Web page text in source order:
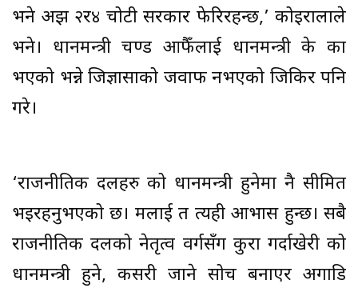
भने अझ २र४ चोटी सरकार फेरिरहन्छ,’ कोइरालाले
भने। प्रधानमन्त्री प्रचण्ड आफैँलाई प्रधानमन्त्री के का
भएको भन्ने जिज्ञासाको जवाफ नभएको जिकिर पनि
गरे।
‘राजनीतिक दलहरु को प्रधानमन्त्री हुनेमा नै सीमित
भइरहनुभएको छ। मलाई त त्यही आभास हुन्छ। सबै
राजनीतिक दलको नेतृत्व वर्गसँग कुरा गर्दाखेरी को
प्रधानमन्त्री हुने, कसरी जाने सोच बनाएर अगाडि